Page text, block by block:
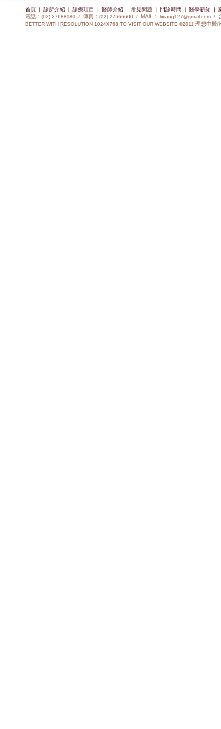
首頁| 診所介紹| 診療項目 | 醫師介紹| 常見問題 | 門診時間 | 醫學新知 |
電話： (02) 27688080 / 傳真： (02) 27566600 / MAIL： lixiang127@gmail.com /
BETTER WITH RESOLUTION 1024X768 TO VISIT OUR WEBSITE ©2011 理想中醫/